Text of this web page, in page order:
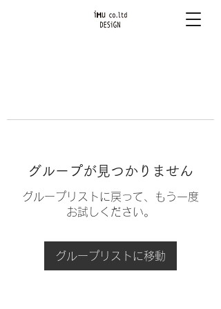
グループが見つかりません
グループリストに戻って、もう一度
お試しください。
グループリストに移動